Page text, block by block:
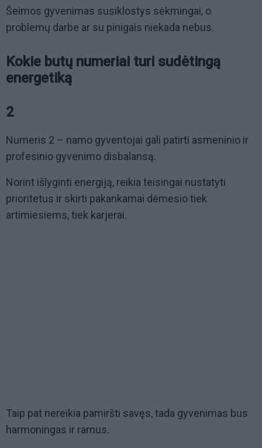
Šeimos gyvenimas susiklostys sėkmingai, o
problemų darbe ar su pinigais niekada nebus.
Kokie butų numeriai turi sudėtingą
energetiką
2
Numeris 2 – namo gyventojai gali patirti asmeninio ir
profesinio gyvenimo disbalansą.
Norint išlyginti energiją, reikia teisingai nustatyti
prioritetus ir skirti pakankamai dėmesio tiek
artimiesiems, tiek karjerai.
Taip pat nereikia pamiršti savęs, tada gyvenimas bus
harmoningas ir ramus.